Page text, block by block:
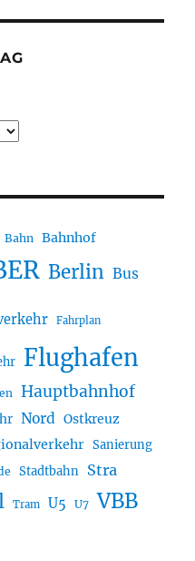
Bahn Bahnhof
Berlin Bus
Fahrplan
Flughafen
Hauptbahnhof
Nord Ostkreuz
Sanierung
Stadtbahn Stra
Tram U5 U7 VBB